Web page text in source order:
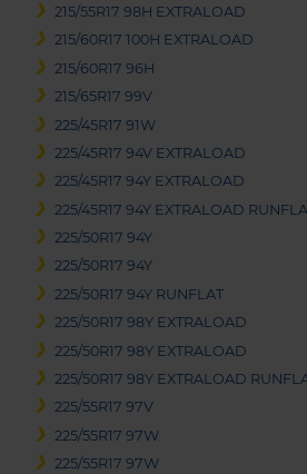
215/55R17 98H EXTRALOAD
215/60R17 100H EXTRALOAD
215/60R17 96H
215/65R17 99V
225/45R17 91W
225/45R17 94V EXTRALOAD
225/45R17 94Y EXTRALOAD
225/45R17 94Y EXTRALOAD
225/50R17 94Y
225/50R17 94Y
225/50R17 94Y RUNFLAT
225/50R17 98Y EXTRALOAD
225/50R17 98Y EXTRALOAD
225/50R17 98Y EXTRALOAD
225/55R17 97V
225/55R17 97W
225/55R17 97W